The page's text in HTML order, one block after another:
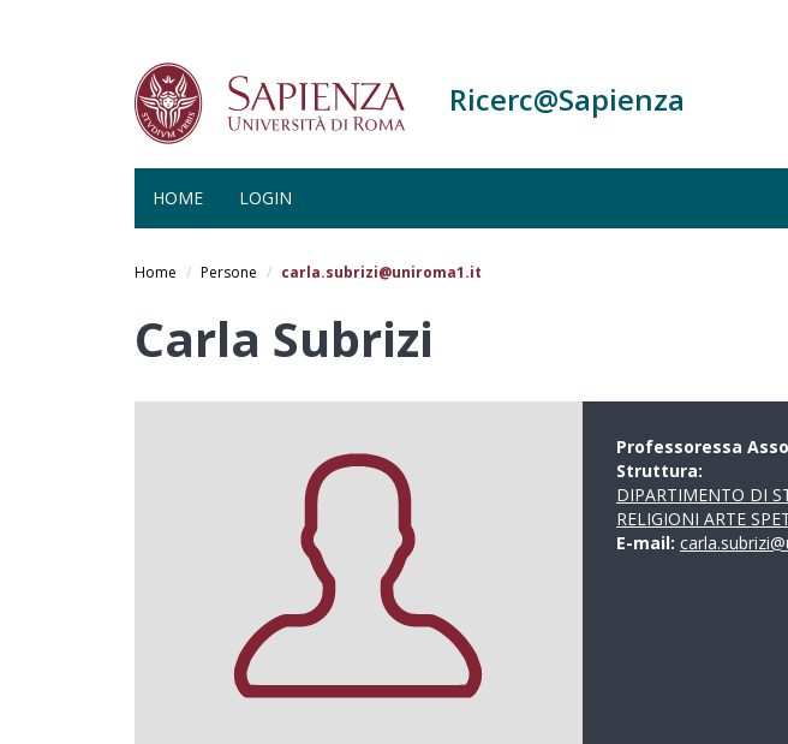
Ricerc@Sapienza
HOME LOGIN
Home Persone carla.subrizi@uniroma1.it
Carla Subrizi
Professoressa
Struttura:
DIPARTIMENTO DI
RELIGIONI ARTE
E-mail: